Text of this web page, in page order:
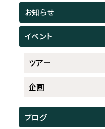
お知らせ
イベント
ツアー
企画
ブログ